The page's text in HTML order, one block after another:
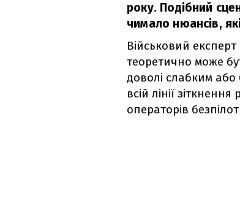
року. Подібний
чимало нюансів,
Військовий експерт
теоретично може
доволі слабким або
всій лінії
операторів